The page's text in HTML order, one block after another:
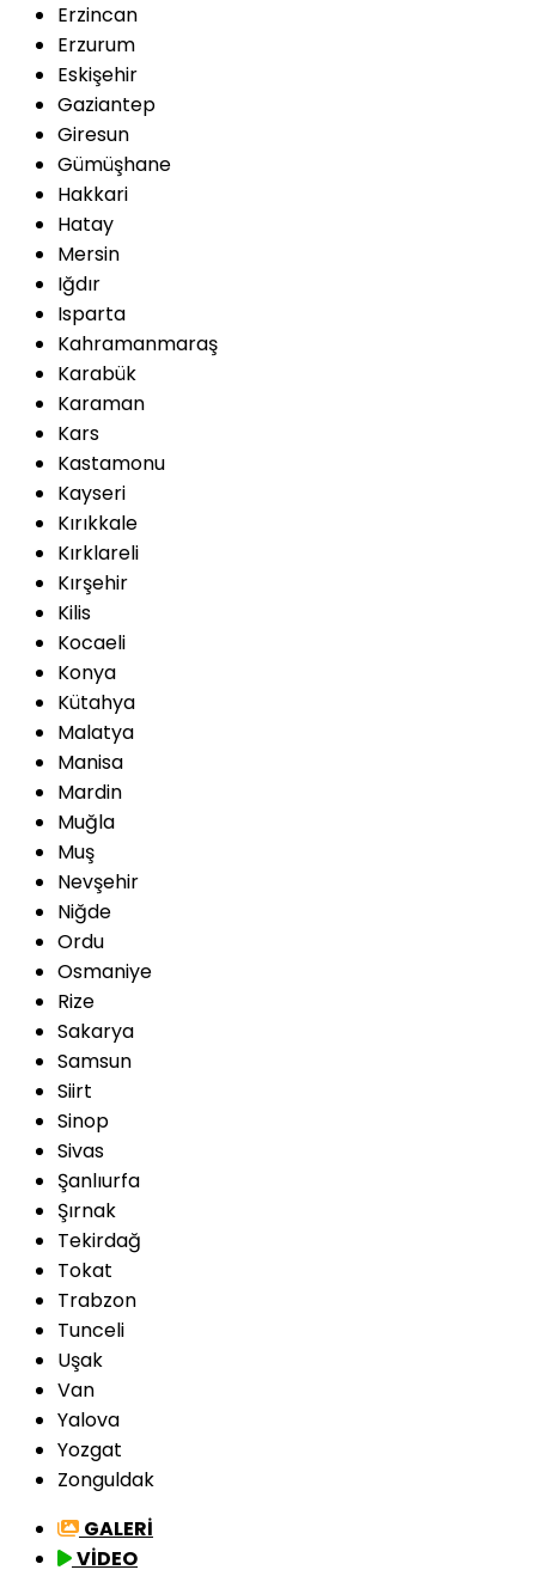
Erzincan
Erzurum
Eskişehir
Gaziantep
Giresun
Gümüşhane
Hakkari
Hatay
Mersin
Iğdır
Isparta
Kahramanmaraş
Karabük
Karaman
Kars
Kastamonu
Kayseri
Kırıkkale
Kırklareli
Kırşehir
Kilis
Kocaeli
Konya
Kütahya
Malatya
Manisa
Mardin
Muğla
Muş
Nevşehir
Niğde
Ordu
Osmaniye
Rize
Sakarya
Samsun
Siirt
Sinop
Sivas
Şanlıurfa
Şırnak
Tekirdağ
Tokat
Trabzon
Tunceli
Uşak
Van
Yalova
Yozgat
Zonguldak
GALERİ
VİDEO